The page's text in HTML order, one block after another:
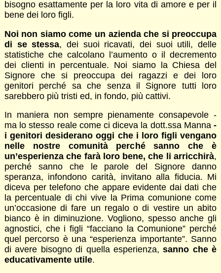
bisogno esattamente per la loro vita di amore e per il
bene dei loro figli.
Noi non siamo come un azienda che si preoccupa
di se stessa, dei suoi ricavati, dei suoi utili, delle
statistiche che calcolano l’aumento o il decremento
dei clienti in percentuale. Noi siamo la Chiesa del
Signore che si preoccupa dei ragazzi e dei loro
genitori perché sa che senza il Signore tutti loro
sarebbero più tristi ed, in fondo, più cattivi.
In maniera non sempre pienamente consapevole -
ma lo stesso reale come ci diceva la dott.ssa Manna-
i genitori desiderano oggi che i loro figli vengano
nelle nostre comunità perché sanno che è
un’esperienza che farà loro bene, che li arricchirà,
perché sanno che le parole del Signore danno
speranza, infondono carità, invitano alla fiducia. Mi
diceva per telefono che appare evidente dai dati che
la percentuale di chi vive la Prima comunione come
un’occasione di fare un regalo o di vestire un abito
bianco è in diminuzione. Vogliono, spesso anche gli
agnostici, che i figli “facciano la Comunione” perché
quel percorso è una “esperienza importante”. Sanno
di avere bisogno di quella esperienza,sanno che è
educativamente utile.